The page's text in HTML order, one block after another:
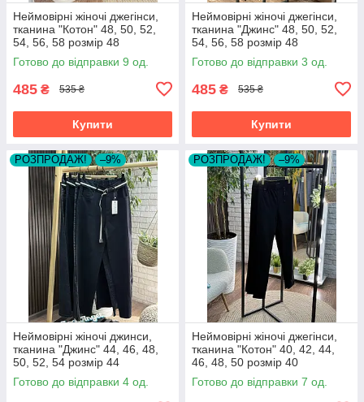
Неймовірні жіночі джегінси,
тканина "Котон" 48, 50, 52,
54, 56, 58 розмір 48
Готово до відправки 9 од.
485 ₴ 535 ₴
Купити
Неймовірні жіночі джегінси,
тканина "Джинс" 48, 50, 52,
54, 56, 58 розмір 48
Готово до відправки 3 од.
485 ₴ 535 ₴
Купити
РОЗПРОДАЖ! –9%
Неймовірні жіночі джинси,
тканина "Джинс" 44, 46, 48,
50, 52, 54 розмір 44
Готово до відправки 4 од.
РОЗПРОДАЖ! –9%
Неймовірні жіночі джегінси,
тканина "Котон" 40, 42, 44,
46, 48, 50 розмір 40
Готово до відправки 7 од.